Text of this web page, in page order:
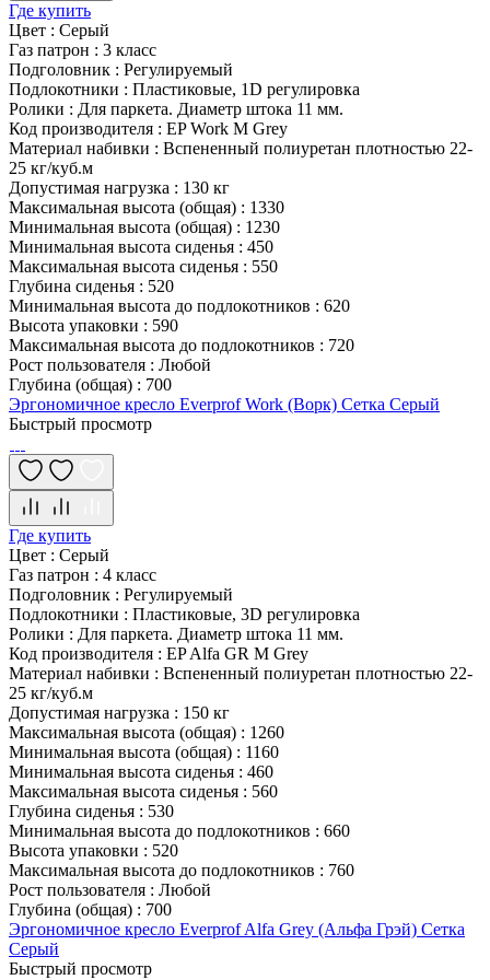
Где купить
Цвет : Серый
Газ патрон : 3 класс
Подголовник : Регулируемый
Подлокотники : Пластиковые, 1D регулировка
Ролики : Для паркета. Диаметр штока 11 мм.
Код производителя : EP Work M Grey
Материал набивки : Вспененный полиуретан плотностью 22-
25 кг/куб.м
Допустимая нагрузка : 130 кг
Максимальная высота (общая) : 1330
Минимальная высота (общая) : 1230
Минимальная высота сиденья : 450
Максимальная высота сиденья : 550
Глубина сиденья : 520
Минимальная высота до подлокотников : 620
Высота упаковки : 590
Максимальная высота до подлокотников : 720
Рост пользователя : Любой
Глубина (общая) : 700
Эргономичное кресло Everprof Work (Ворк) Сетка Серый
Быстрый просмотр
Где купить
Цвет : Серый
Газ патрон : 4 класс
Подголовник : Регулируемый
Подлокотники : Пластиковые, 3D регулировка
Ролики : Для паркета. Диаметр штока 11 мм.
Код производителя : EP Alfa GR M Grey
Материал набивки : Вспененный полиуретан плотностью 22-
25 кг/куб.м
Допустимая нагрузка : 150 кг
Максимальная высота (общая) : 1260
Минимальная высота (общая) : 1160
Минимальная высота сиденья : 460
Максимальная высота сиденья : 560
Глубина сиденья : 530
Минимальная высота до подлокотников : 660
Высота упаковки : 520
Максимальная высота до подлокотников : 760
Рост пользователя : Любой
Глубина (общая) : 700
Эргономичное кресло Everprof Alfa Grey (Альфа Грэй) Сетка
Серый
Быстрый просмотр